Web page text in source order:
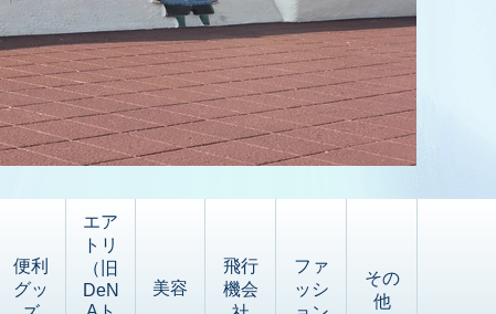
便利
グッ
エア
トリ
（旧
DeN
美容
飛行
機会
ファ
ッシ
その
他